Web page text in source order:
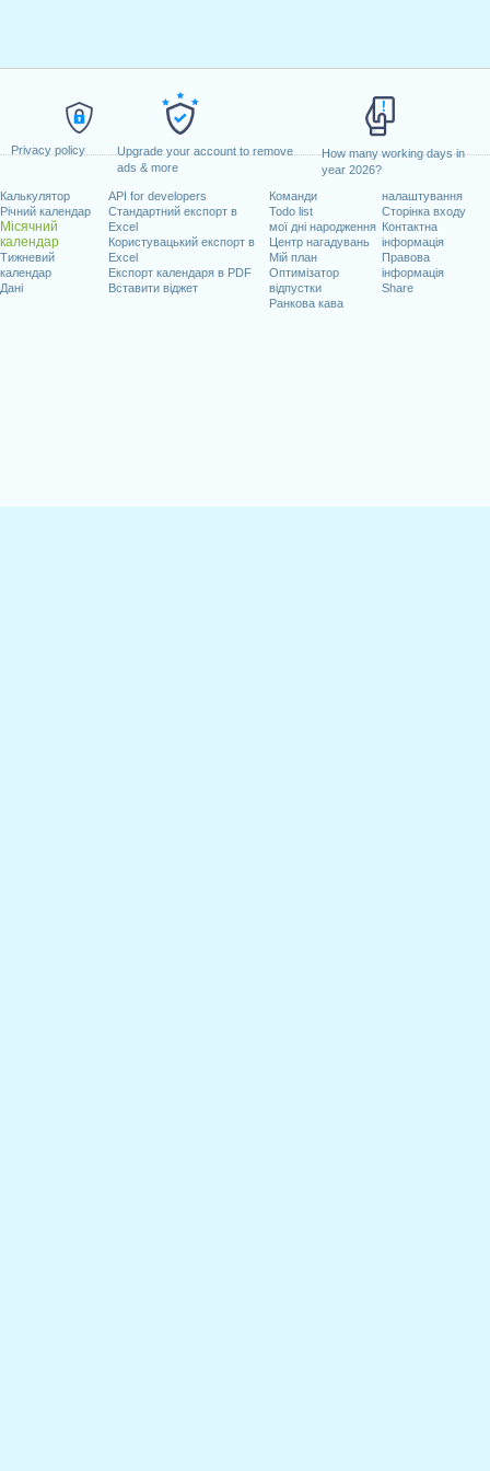
Privacy policy
Upgrade your account to remove
ads & more
How many working days in
year 2026?
Калькулятор
Річний календар
Місячний
календар
Тижневий
календар
Дані
API for developers
Стандартний експорт в
Excel
Користувацький експорт в
Excel
Експорт календаря в PDF
Вставити віджет
Команди
Todo list
мої дні народження
Центр нагадувань
Мій план
Оптимізатор
відпустки
Ранкова кава
налаштування
Сторінка входу
Контактна
інформація
Правова
інформація
Share